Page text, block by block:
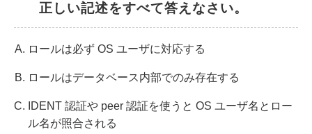
正しい記述をすべて答えなさい。
ロールは必ず OS ユーザに対応する
ロールはデータベース内部でのみ存在する
IDENT 認証や peer 認証を使うと OS ユーザ名とロー
ル名が照合される